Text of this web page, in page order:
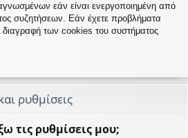
εάν είναι ενεργοποιημένη από
συζητήσεων. Εάν έχετε προβλήματα
των cookies του συστήματος
ρυθμίσεις
τις ρυθμίσεις μου;